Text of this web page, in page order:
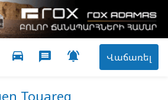
Վաճառել

message
directions_car
Touareg